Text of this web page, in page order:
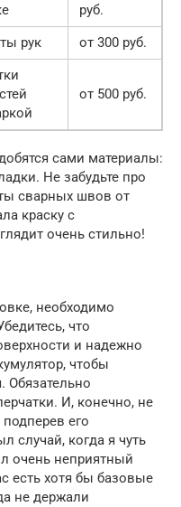
руб.
рук от 300 руб.
от 500 руб.
сами материалы:
Не забудьте про
сварных швов от
краску с
очень стильно!
необходимо
что
и надежно
чтобы
Обязательно
И, конечно, не
его
случай, когда я чуть
очень неприятный
есть хотя бы базовые
не держали